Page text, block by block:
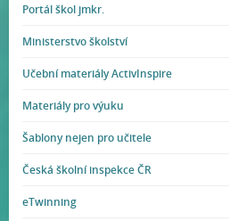
Portál škol jmkr.
Ministerstvo školství
Učební materiály ActivInspire
Materiály pro výuku
Šablony nejen pro učitele
Česká školní inspekce ČR
eTwinning